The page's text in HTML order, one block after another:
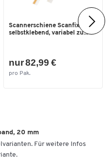
Scannerschiene Scanfix,
selbstklebend, variabel zu...
nur 82,99 €
pro Pak.
20 mm
Für weitere Infos